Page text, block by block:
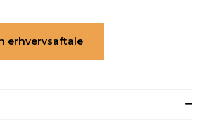
erhvervsaftale